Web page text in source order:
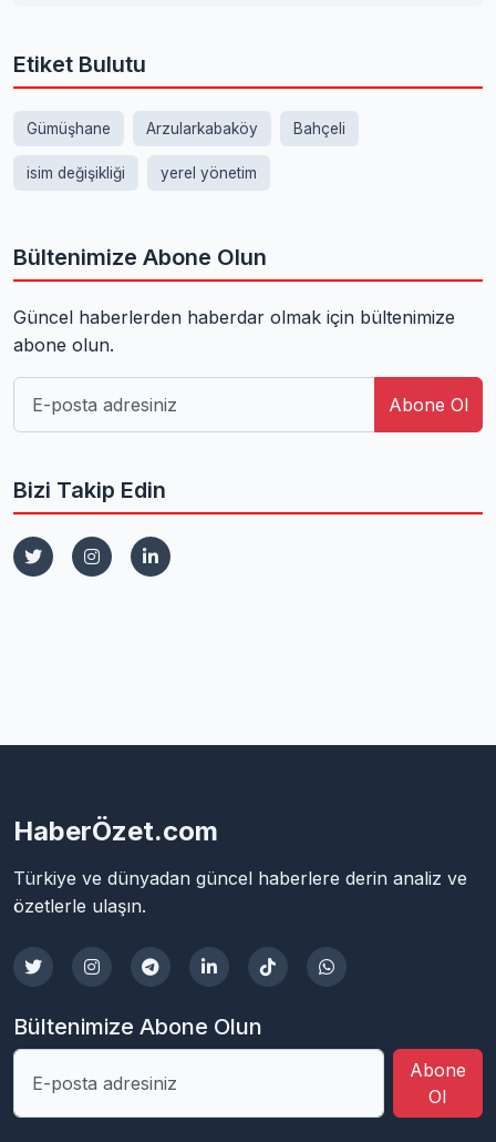
Etiket Bulutu
Gümüşhane Arzularkabaköy Bahçeli
isim değişikliği yerel yönetim
Bültenimize Abone Olun
Güncel haberlerden haberdar olmak için bültenimize
abone olun.
Abone Ol
Bizi Takip Edin
HaberÖzet.com
Türkiye ve dünyadan güncel haberlere derin analiz ve
özetlerle ulaşın.
Bültenimize Abone Olun
Abone
Ol